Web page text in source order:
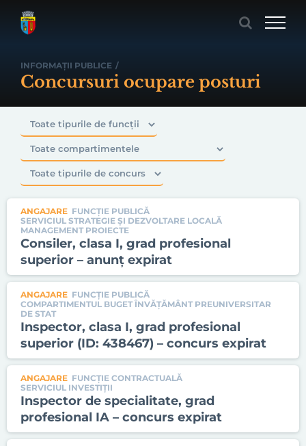
INFORMAȚII PUBLICE /
Concursuri ocupare posturi
ANGAJARE FUNCȚIE PUBLICĂ
SERVICIUL STRATEGIE ŞI DEZVOLTARE LOCALĂ
MANAGEMENT PROIECTE
Consiler, clasa I, grad profesional
superior – anunț expirat
ANGAJARE FUNCȚIE PUBLICĂ
COMPARTIMENTUL BUGET ÎNVĂŢĂMÂNT PREUNIVERSITAR
DE STAT
Inspector, clasa I, grad profesional
superior (ID: 438467) – concurs expirat
ANGAJARE FUNCȚIE CONTRACTUALĂ
SERVICIUL INVESTIŢII
Inspector de specialitate, grad
profesional IA – concurs expirat